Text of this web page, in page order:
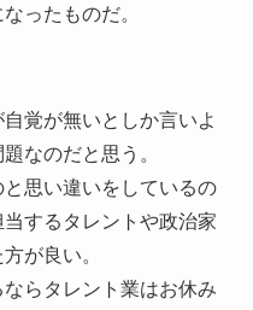
ったものだ。
覚が無いとしか言いよ
なのだと思う。
思い違いをしているの
するタレントや政治家
が良い。
らタレント業はお休み